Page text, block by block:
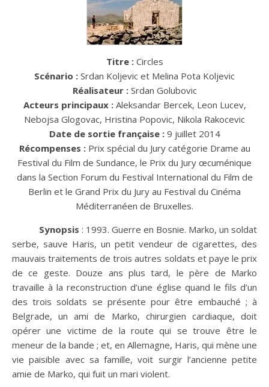
Titre : Circles
Scénario : Srdan Koljevic et Melina Pota Koljevic
Réalisateur : Srdan Golubovic
Acteurs principaux : Aleksandar Bercek, Leon Lucev,
Nebojsa Glogovac, Hristina Popovic, Nikola Rakocevic
Date de sortie française : 9 juillet 2014
Récompenses : Prix spécial du Jury catégorie Drame au
Festival du Film de Sundance, le Prix du Jury œcuménique
dans la Section Forum du Festival International du Film de
Berlin et le Grand Prix du Jury au Festival du Cinéma
Méditerranéen de Bruxelles.
Synopsis : 1993. Guerre en Bosnie. Marko, un soldat
serbe, sauve Haris, un petit vendeur de cigarettes, des
mauvais traitements de trois autres soldats et paye le prix
de ce geste. Douze ans plus tard, le père de Marko
travaille à la reconstruction d’une église quand le fils d’un
des trois soldats se présente pour être embauché ; à
Belgrade, un ami de Marko, chirurgien cardiaque, doit
opérer une victime de la route qui se trouve être le
meneur de la bande ; et, en Allemagne, Haris, qui mène une
vie paisible avec sa famille, voit surgir l’ancienne petite
amie de Marko, qui fuit un mari violent.